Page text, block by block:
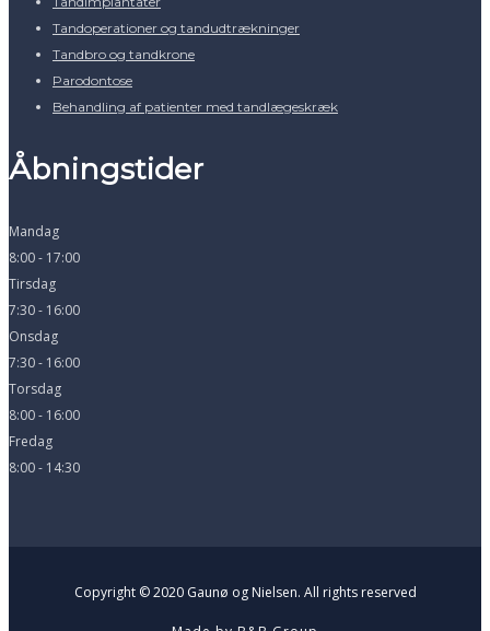
Tandoperationer og tandudtrækninger
Tandbro og tandkrone
Parodontose
Behandling af patienter med tandlægeskræk
Åbningstider
Mandag
8:00 - 17:00
Tirsdag
7:30 - 16:00
Onsdag
7:30 - 16:00
Torsdag
8:00 - 16:00
Fredag
8:00 - 14:30
Copyright © 2020 Gaunø og Nielsen. All rights reserved